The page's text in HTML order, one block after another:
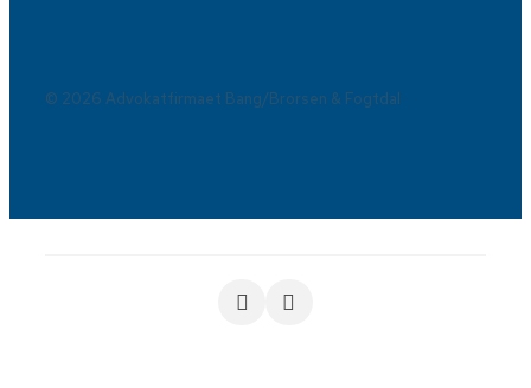
© 2026 Advokatfirmaet Bang/Brorsen & Fogtdal